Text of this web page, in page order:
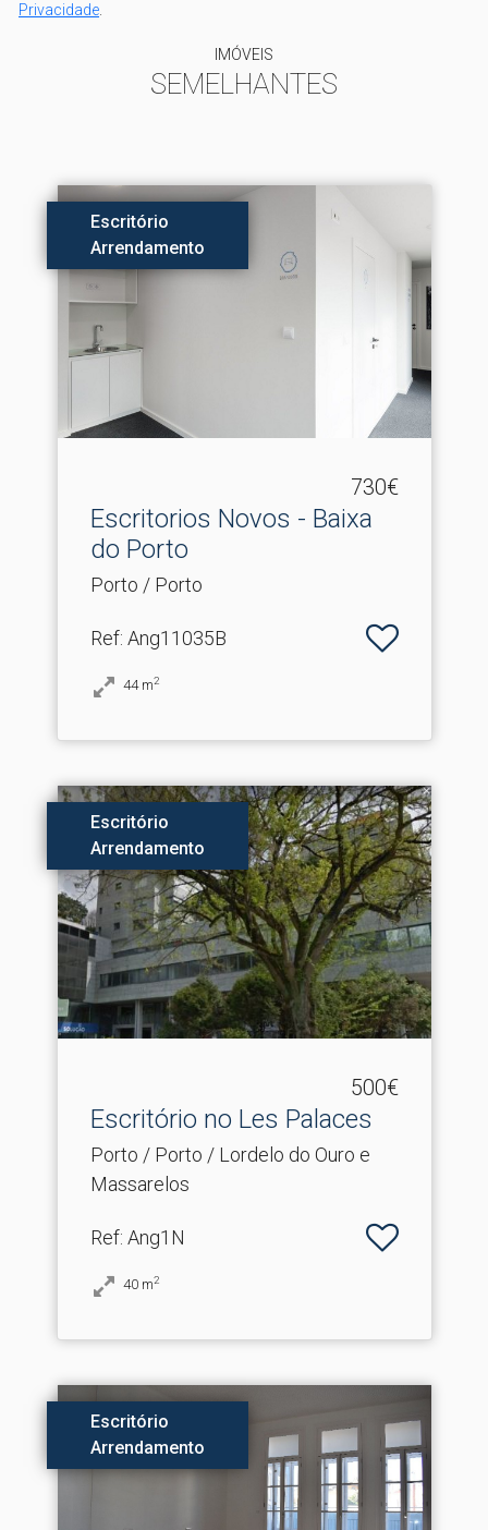
Privacidade
IMÓVEIS
SEMELHANTES
Escritório
Arrendamento
730€
Escritorios Novos - Baixa
do Porto
Porto / Porto
Ref: Ang11035B
44 m2
Escritório
Arrendamento
500€
Escritório no Les Palaces
Porto / Porto / Lordelo do Ouro e
Massarelos
Ref: Ang1N
40 m2
Escritório
Arrendamento